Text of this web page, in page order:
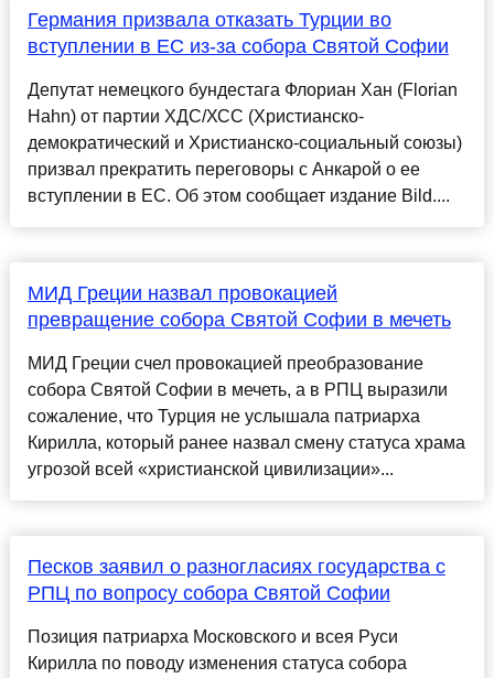
Германия призвала отказать Турции во
вступлении в ЕС из-за собора Святой Софии
Депутат немецкого бундестага Флориан Хан (Florian
Hahn) от партии ХДС/ХСС (Христианско-
демократический и Христианско-социальный союзы)
призвал прекратить переговоры с Анкарой о ее
вступлении в ЕС. Об этом сообщает издание Bild....
МИД Греции назвал провокацией
превращение собора Святой Софии в мечеть
МИД Греции счел провокацией преобразование
собора Святой Софии в мечеть, а в РПЦ выразили
сожаление, что Турция не услышала патриарха
Кирилла, который ранее назвал смену статуса храма
угрозой всей «христианской цивилизации»...
Песков заявил о разногласиях государства с
РПЦ по вопросу собора Святой Софии
Позиция патриарха Московского и всея Руси
Кирилла по поводу изменения статуса собора